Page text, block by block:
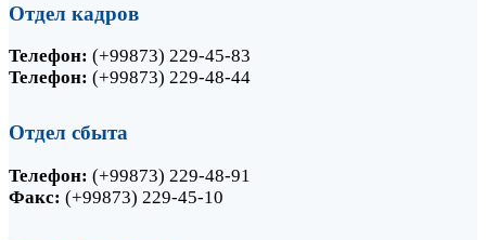
Отдел кадров
Телефон: (+99873) 229-45-83
Телефон: (+99873) 229-48-44
Отдел сбыта
Телефон: (+99873) 229-48-91
Факс: (+99873) 229-45-10